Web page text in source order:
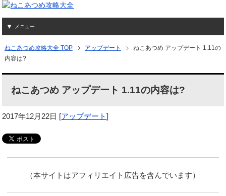
メニュー
ねこあつめ攻略大全 TOP アップデート
ねこあつめ アップデート 1.11の
内容は?
ねこあつめ アップデート 1.11の内容は?
2017年12月22日 [アップデート]
（本サイトはアフィリエイト広告を含んでいます）